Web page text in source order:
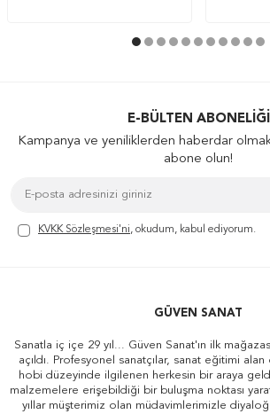
E-BÜLTEN ABONELIĞI
Kampanya ve yeniliklerden haberdar
abone olun!
KVKK Sözleşmesi'ni, okudum, kabul ediyorum.
GÜVEN SANAT
Sanatla iç içe 29 yıl... Güven Sanat'ın ilk
açıldı. Profesyonel sanatçılar, sanat eğitimi
hobi düzeyinde ilgilenen herkesin bir araya
malzemelere erişebildiği bir buluşma noktası
yıllar müşterimiz olan müdavimlerimizle